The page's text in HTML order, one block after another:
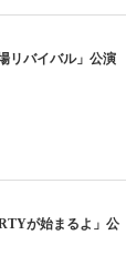
リバイバル」公演
が始まるよ」公